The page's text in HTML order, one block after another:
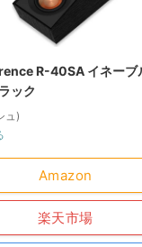
R-40SA イネーブ
ック
ュ)
Amazon
楽天市場